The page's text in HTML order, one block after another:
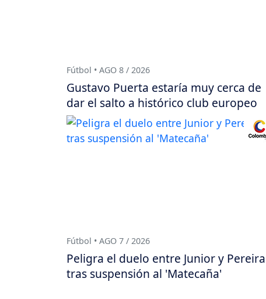
Fútbol • AGO 8 / 2026
Gustavo Puerta estaría muy cerca de
dar el salto a histórico club europeo
Fútbol • AGO 7 / 2026
Peligra el duelo entre Junior y Pereira
tras suspensión al 'Matecaña'